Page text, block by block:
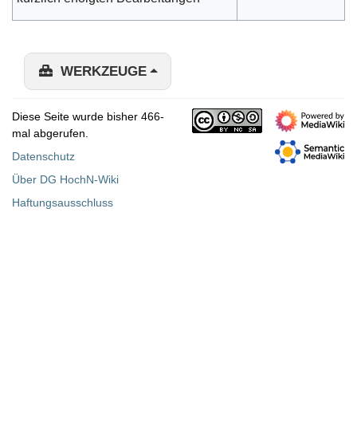
WERKZEUGE
Diese Seite wurde bisher 466-
mal abgerufen.
Datenschutz
Über DG HochN-Wiki
Haftungsausschluss